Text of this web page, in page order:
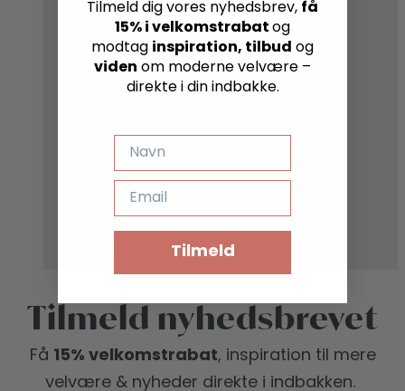
Tilmeld nyhedsbrevet
Få 15% velkomstrabat, inspiration til mere
velvære & nyheder direkte i indbakken.
Tilmeld dig vores nyhedsbrev,få
15% i velkomstrabatog
modtaginspiration, tilbudog
videnom moderne velvære –
direkte i din indbakke.
NAVN
EMAIL
Tilmeld